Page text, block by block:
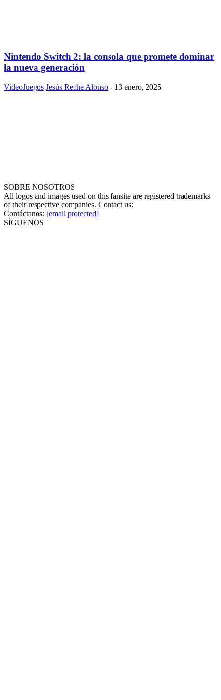
Nintendo Switch 2: la consola que promete dominar
la nueva generación
VideoJuegos Jesús Reche Alonso - 13 enero, 2025
SOBRE NOSOTROS
All logos and images used on this fansite are registered trademarks
of their respective companies. Contact us:
Contáctanos: [email protected]
SÍGUENOS